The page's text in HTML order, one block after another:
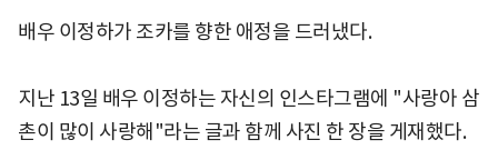
배우 이정하가 조카를 향한 애정을 드러냈다.
지난 13일 배우 이정하는 자신의 인스타그램에 "사랑아 삼
촌이 많이 사랑해"라는 글과 함께 사진 한 장을 게재했다.